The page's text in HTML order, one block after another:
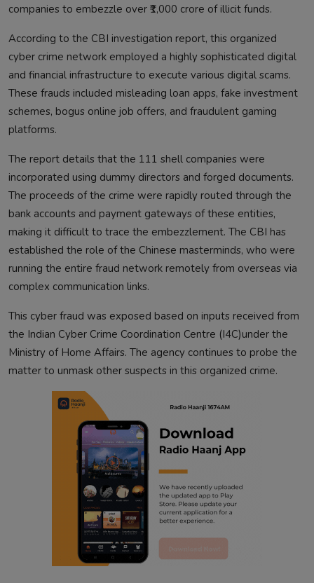
companies to embezzle over ₹1,000 crore of illicit funds.
According to the CBI investigation report, this organized
cyber crime network employed a highly sophisticated digital
and financial infrastructure to execute various digital scams.
These frauds included misleading loan apps, fake investment
schemes, bogus online job offers, and fraudulent gaming
platforms.
The report details that the 111 shell companies were
incorporated using dummy directors and forged documents.
The proceeds of the crime were rapidly routed through the
bank accounts and payment gateways of these entities,
making it difficult to trace the embezzlement. The CBI has
established the role of the Chinese masterminds, who were
running the entire fraud network remotely from overseas via
complex communication links.
This cyber fraud was exposed based on inputs received from
the Indian Cyber Crime Coordination Centre (I4C)under the
Ministry of Home Affairs. The agency continues to probe the
matter to unmask other suspects in this organized crime.